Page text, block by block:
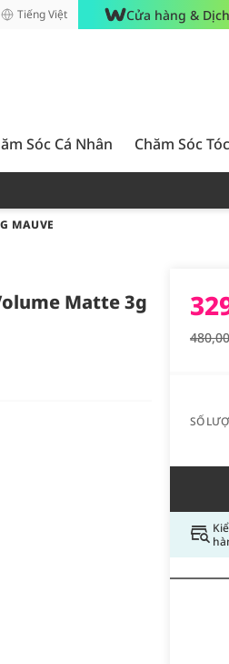
Tiếng Việt Cửa hàng &
Sóc Cá Nhân Chăm Sóc Tóc
MAUVE
Matte 3g
SỐ